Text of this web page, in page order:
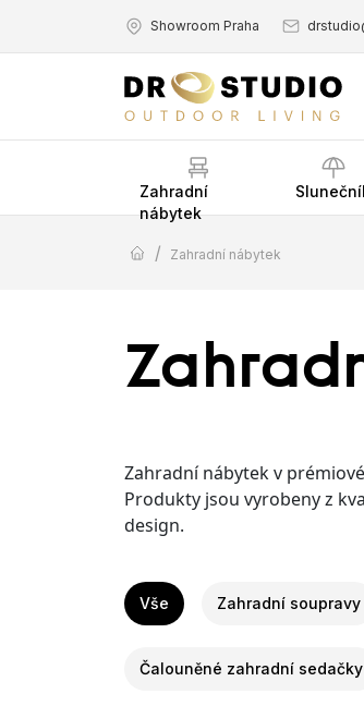
Showroom Praha
Zahradní
nábytek
/ Zahradní nábytek
Zahradní nábytek v
Produkty jsou vyrobeny z
design.
Vše Zahradní soupravy
Čalouněné zahradní sedačky